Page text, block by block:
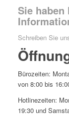
Sie haben
Schreiben Sie
Bürozeiten:
von 8:00 bis
Hotlinezeiten:
19:30 und